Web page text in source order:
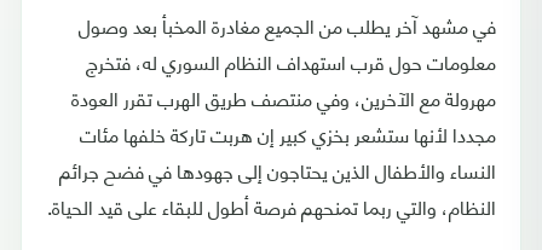
في مشهد آخر يطلب من الجميع مغادرة المخبأ بعد وصول
معلومات حول قرب استهداف النظام السوري له، فتخرج
مهرولة مع الآخرين، وفي منتصف طريق الهرب تقرر العودة
مجددا لأنها ستشعر بخزي كبير إن هربت تاركة خلفها مئات
النساء والأطفال الذين يحتاجون إلى جهودها في فضح جرائم
النظام، والتي ربما تمنحهم فرصة أطول للبقاء على قيد الحياة.